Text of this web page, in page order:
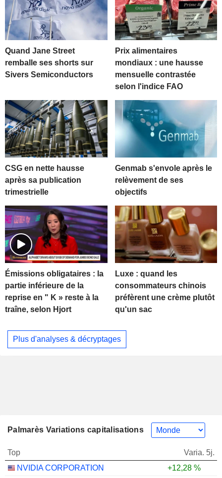
Quand Jane Street
remballe ses shorts sur
Sivers Semiconductors
Prix alimentaires
mondiaux : une hausse
mensuelle contrastée
selon l'indice FAO
CSG en nette hausse
après sa publication
trimestrielle
Genmab s'envole après le
relèvement de ses
objectifs
Émissions obligataires : la
partie inférieure de la
reprise en " K » reste à la
traîne, selon Hjort
Luxe : quand les
consommateurs chinois
préfèrent une crème plutôt
qu'un sac
Plus d'analyses & décryptages
Palmarès Variations capitalisations
Top
Varia. 5j.
NVIDIA CORPORATION
+12,28 %